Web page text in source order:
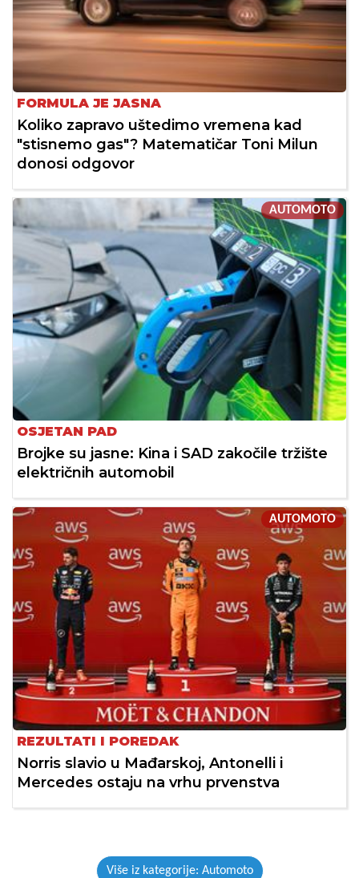
FORMULA JE JASNA
Koliko zapravo uštedimo vremena kad
"stisnemo gas"? Matematičar Toni Milun
donosi odgovor
AUTOMOTO
OSJETAN PAD
Brojke su jasne: Kina i SAD zakočile tržište
električnih automobil
AUTOMOTO
REZULTATI I POREDAK
Norris slavio u Mađarskoj, Antonelli i
Mercedes ostaju na vrhu prvenstva
Više iz kategorije: Automoto